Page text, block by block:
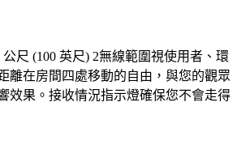
尺 (100 英尺) 2無線範圍視使用者、環
離在房間四處移動的自由，與您的觀眾
效果。接收情況指示燈確保您不會走得